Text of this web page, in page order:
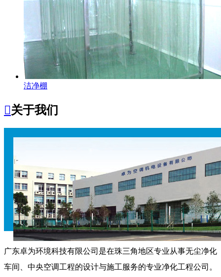
洁净棚
关于我们
广东卓为环境科技有限公司是在珠三角地区专业从事无尘净化
车间、中央空调工程的设计与施工服务的专业净化工程公司。